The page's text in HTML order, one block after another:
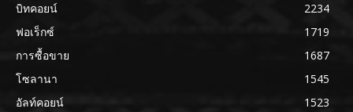
บิทคอยน์
2234
ฟอเร็กซ์
1719
การซื้อขาย
1687
โซลานา
1545
อัลท์คอยน์
1523